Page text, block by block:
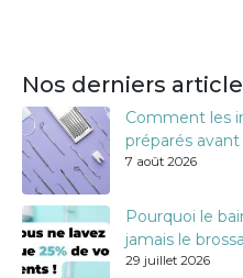
Nos derniers
Comment les
préparés
7 août 2026
Pourquoi le
jamais le
29 juillet 2026